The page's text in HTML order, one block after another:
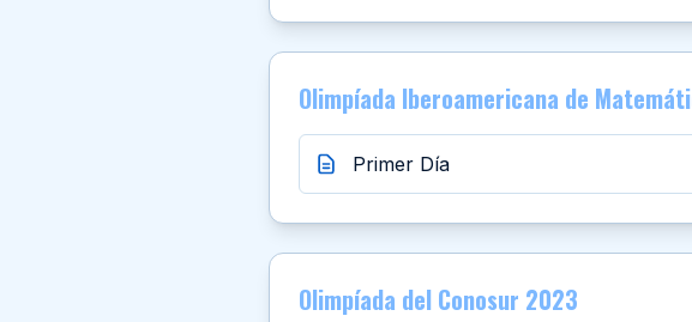
Olimpíada Iberoamericana de
Primer Día
Olimpíada del Conosur 2023